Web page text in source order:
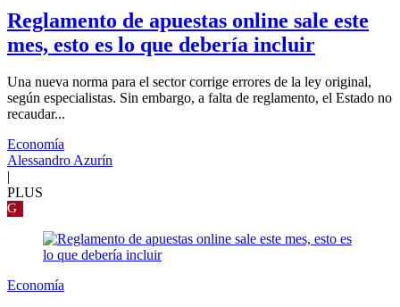
Reglamento de apuestas online sale este
mes, esto es lo que debería incluir
Una nueva norma para el sector corrige errores de la ley original,
según especialistas. Sin embargo, a falta de reglamento, el Estado no
recaudar...
Economía
Alessandro Azurín
PLUS
G
Economía